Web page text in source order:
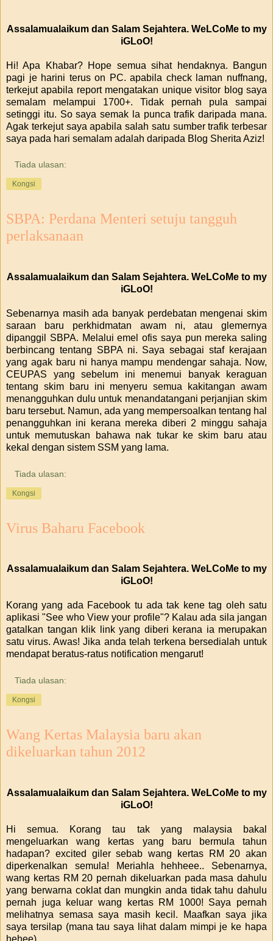
Assalamualaikum dan Salam Sejahtera. WeLCoMe to my
iGLoO!
Hi! Apa Khabar? Hope semua sihat hendaknya. Bangun
pagi je harini terus on PC. apabila check laman nuffnang,
terkejut apabila report mengatakan unique visitor blog saya
semalam melampui 1700+. Tidak pernah pula sampai
setinggi itu. So saya semak la punca trafik daripada mana.
Agak terkejut saya apabila salah satu sumber trafik terbesar
saya pada hari semalam adalah daripada Blog Sherita Aziz!
Tiada ulasan:
Kongsi
SBPA: Perdana Menteri setuju tangguh
perlaksanaan
Assalamualaikum dan Salam Sejahtera. WeLCoMe to my
iGLoO!
Sebenarnya masih ada banyak perdebatan mengenai skim
saraan baru perkhidmatan awam ni, atau glemernya
dipanggil SBPA. Melalui emel ofis saya pun mereka saling
berbincang tentang SBPA ni. Saya sebagai staf kerajaan
yang agak baru ni hanya mampu mendengar sahaja. Now,
CEUPAS yang sebelum ini menemui banyak keraguan
tentang skim baru ini menyeru semua kakitangan awam
menangguhkan dulu untuk menandatangani perjanjian skim
baru tersebut. Namun, ada yang mempersoalkan tentang hal
penangguhkan ini kerana mereka diberi 2 minggu sahaja
untuk memutuskan bahawa nak tukar ke skim baru atau
kekal dengan sistem SSM yang lama.
Tiada ulasan:
Kongsi
Virus Baharu Facebook
Assalamualaikum dan Salam Sejahtera. WeLCoMe to my
iGLoO!
Korang yang ada Facebook tu ada tak kene tag oleh satu
aplikasi "See who View your profile"? Kalau ada sila jangan
gatalkan tangan klik link yang diberi kerana ia merupakan
satu virus. Awas! Jika anda telah terkena bersedialah untuk
mendapat beratus-ratus notification mengarut!
Tiada ulasan:
Kongsi
Wang Kertas Malaysia baru akan
dikeluarkan tahun 2012
Assalamualaikum dan Salam Sejahtera. WeLCoMe to my
iGLoO!
Hi semua. Korang tau tak yang malaysia bakal
mengeluarkan wang kertas yang baru bermula tahun
hadapan? excited giler sebab wang kertas RM 20 akan
diperkenalkan semula! Meriahla hehheee.. Sebenarnya,
wang kertas RM 20 pernah dikeluarkan pada masa dahulu
yang berwarna coklat dan mungkin anda tidak tahu dahulu
pernah juga keluar wang kertas RM 1000! Saya pernah
melihatnya semasa saya masih kecil. Maafkan saya jika
saya tersilap (mana tau saya lihat dalam mimpi je ke hapa
hehee)